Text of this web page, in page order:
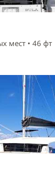
мест • 46 фт